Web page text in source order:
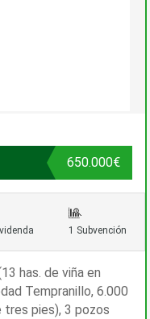
650.000€
1 Subvención
has. de viña en
Tempranillo, 6.000
tres pies), 3 pozos